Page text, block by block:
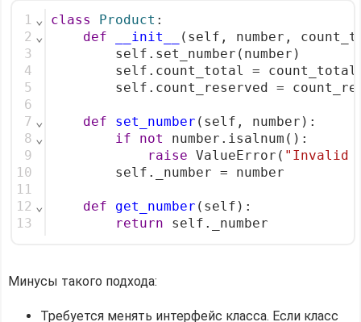
1
2
3
4
5
6
7
8
9
10
11
12
13
⌄
⌄
⌄
⌄
⌄
class Product :
def
__init__
(self, number,
        self.set_number(number)
        self.count_total = count_total
self.count_reserved =
def set_number (self, number):
if
not
number.isalnum():
raise ValueError( "Invalid
        self._number = number
def get_number (self):
return self._number
Минусы такого подхода:
Требуется менять интерфейс класса. Если класс